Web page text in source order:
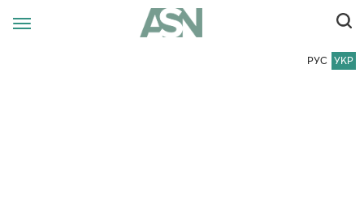
РУС УКР